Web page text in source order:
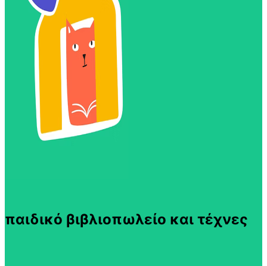
παιδικό βιβλιοπωλείο και τέχνες